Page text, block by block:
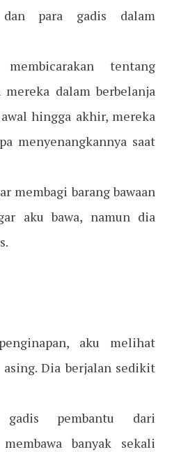
dan para gadis dalam
tentang
mereka dalam berbelanja
hingga akhir, mereka
menyenangkannya saat
membagi barang bawaan
aku bawa, namun dia
aku melihat
Dia berjalan sedikit
pembantu dari
banyak sekali